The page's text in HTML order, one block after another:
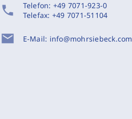
phone Telefon: +49 7071-923-0
Telefax: +49 7071-51104
mail E-Mail: info@mohrsiebeck.com